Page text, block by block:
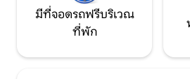
มีที่จอดรถฟรีบริเวณ
ที่พัก